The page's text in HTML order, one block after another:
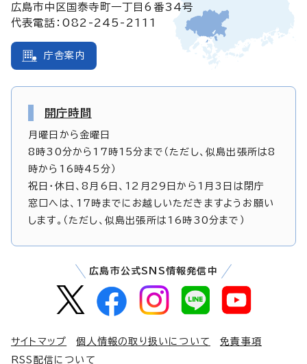
広島市中区国泰寺町一丁目6番34号
代表電話：082-245-2111
庁舎案内
開庁時間
月曜日から金曜日
8時30分から17時15分まで（ただし、似島出張所は8
時から16時45分）
祝日・休日、8月6日、12月29日から1月3日は閉庁
窓口へは、17時までにお越しいただきますようお願い
します。（ただし、似島出張所は16時30分まで）
広島市公式SNS情報発信中
サイトマップ 個人情報の取り扱いについて
免責事項
RSS配信について